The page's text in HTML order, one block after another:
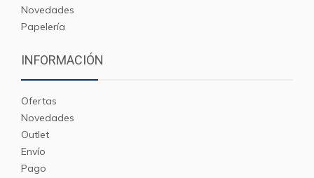
Novedades
Papelería
INFORMACIÓN
Ofertas
Novedades
Outlet
Envío
Pago